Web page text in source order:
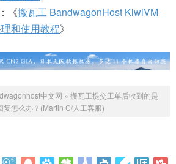
《搬瓦工 BandwagonHost KiwiVM
和使用教程》
中文网 » 搬瓦工提交工单后收到的是
复怎么办？(Martin C/人工客服)